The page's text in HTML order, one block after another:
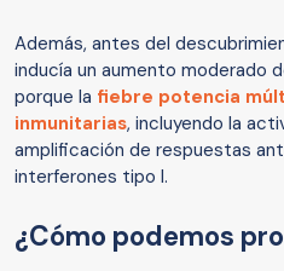
Además, antes del
inducía un aumento moderado
porque la fiebre potencia
inmunitarias, incluyendo la
amplificación de respuestas
interferones tipo I.
¿Cómo podemos